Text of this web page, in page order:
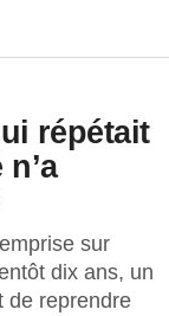
répétait
sur
dix ans, un
de reprendre